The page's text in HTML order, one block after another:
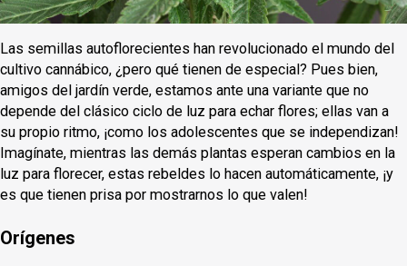
Las semillas autoflorecientes han revolucionado el mundo del
cultivo cannábico, ¿pero qué tienen de especial? Pues bien,
amigos del jardín verde, estamos ante una variante que no
depende del clásico ciclo de luz para echar flores; ellas van a
su propio ritmo, ¡como los adolescentes que se independizan!
Imagínate, mientras las demás plantas esperan cambios en la
luz para florecer, estas rebeldes lo hacen automáticamente, ¡y
es que tienen prisa por mostrarnos lo que valen!
Orígenes